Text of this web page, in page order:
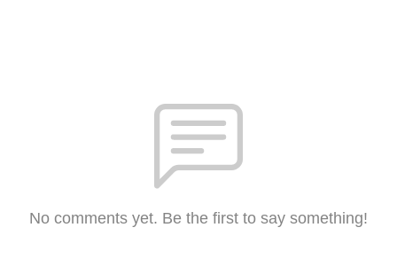
No comments yet. Be the first to say something!